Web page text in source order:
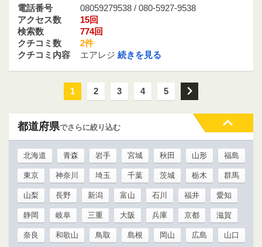
電話番号
08059279538 / 080-5927-9538
アクセス数
15回
検索数
774回
クチコミ数
2件
クチコミ内容
エアレジ 続きを見る
1 2 3 4 5 次
都道府県でさらに絞り込む
北海道 青森 岩手 宮城 秋田 山形 福島
東京 神奈川 埼玉 千葉 茨城 栃木 群馬
山梨 長野 新潟 富山 石川 福井 愛知
静岡 岐阜 三重 大阪 兵庫 京都 滋賀
奈良 和歌山 鳥取 島根 岡山 広島 山口